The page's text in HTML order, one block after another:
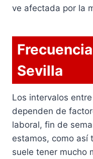
ve afectada por la
Sevilla
Los intervalos
dependen de
laboral, fin de
estamos, como así
suele tener mucho